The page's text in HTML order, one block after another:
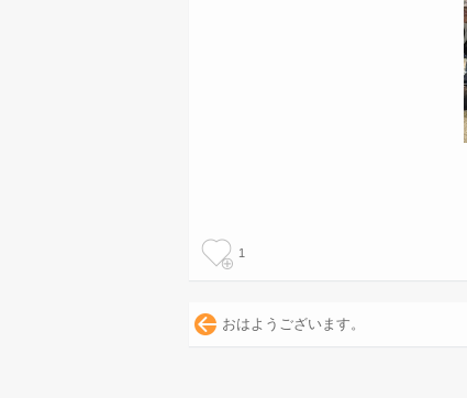
1
おはようございます。